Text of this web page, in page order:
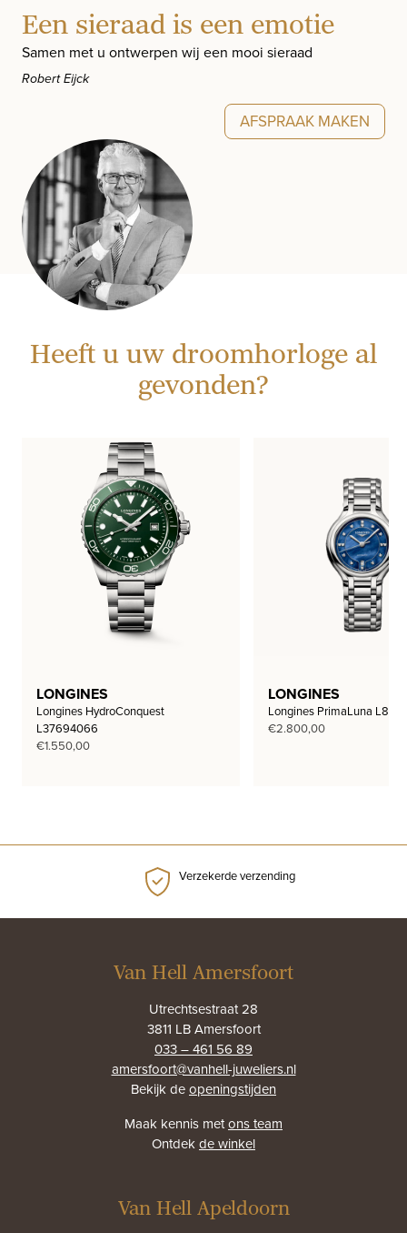
Een sieraad is een emotie
Samen met u ontwerpen wij een mooi sieraad
Robert Eijck
AFSPRAAK MAKEN
Heeft u uw droomhorloge al
gevonden?
LONGINES
Longines HydroConquest
L37694066
€1.550,00
LONGINES
Longines PrimaLuna
€2.800,00
Verzekerde verzending
Van Hell Amersfoort
Utrechtsestraat 28
3811 LB Amersfoort
033 – 461 56 89
amersfoort@vanhell-juweliers.nl
Bekijk deopeningstijden
Maak kennis metons team
Ontdekde winkel
Van Hell Apeldoorn